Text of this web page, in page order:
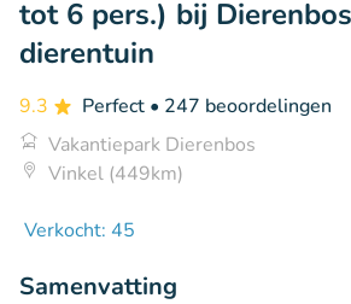
tot 6 pers.) bij
dierentuin
9.3 Perfect • 247 beoordelingen
Vakantiepark Dierenbos
Vinkel (449km)
Verkocht: 45
Samenvatting